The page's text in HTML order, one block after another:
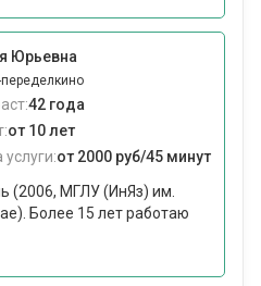
Юрьевна
42 года
от 10 лет
услуги:от 2000 руб/45 минут
(2006, МГЛУ (ИнЯз) им.
Более 15 лет работаю